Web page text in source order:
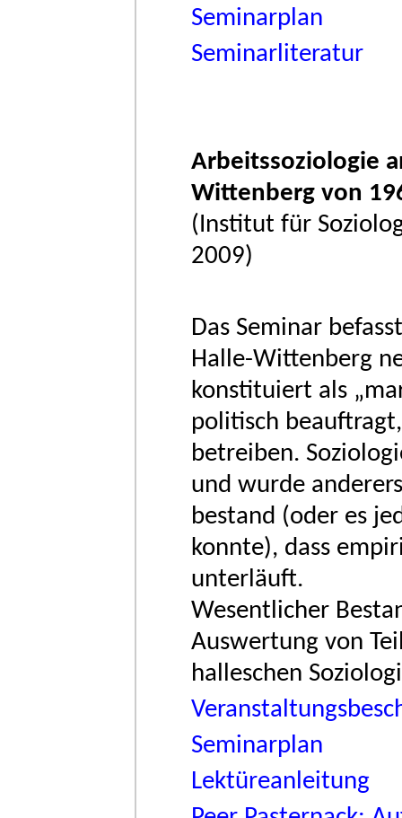
Seminarplan
Seminarliteratur
Arbeitssoziologie
Wittenberg von
(Institut für
2009)
Das Seminar
Halle-Wittenberg
konstituiert als
politisch
betreiben.
und wurde
bestand (oder es
konnte), dass
unterläuft.
Wesentlicher
Auswertung von
halleschen
Seminarplan
Lektüreanleitung